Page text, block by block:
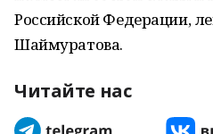
Российской Федерации,
Шаймуратова.
Читайте нас